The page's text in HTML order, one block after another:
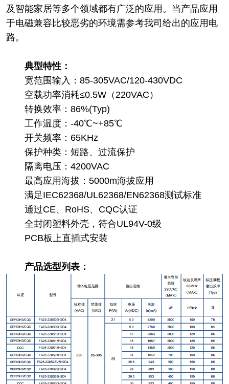
及智能家居等多个领域都有广泛的应用。当产品应用
于电磁兼容比较恶劣的环境需参考我司给出的应用电
路。
典型特性：
宽范围输入：85-305VAC/120-430VDC
空载功率消耗≤0.5W（220VAC）
转换效率：86%(Typ)
工作温度：-40℃~+85℃
开关频率：65KHz
保护种类：短路、过流保护
隔离电压：4200VAC
最高应用海拔：5000m海拔应用
满足IEC62368/UL62368/EN62368测试标准
通过CE、RoHS、CQC认证
全封闭塑料外壳，符合UL94V-0级
PCB板上直插式安装
产品选型列表：